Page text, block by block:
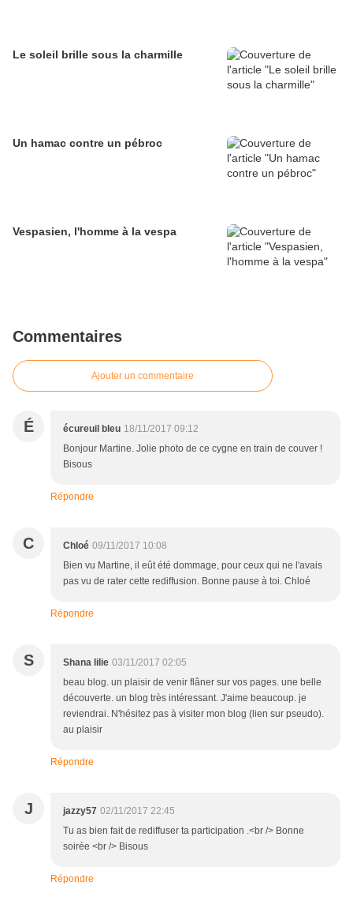
Le soleil brille sous la charmille
Un hamac contre un pébroc
Vespasien, l'homme à la vespa
Commentaires
Ajouter un commentaire
É écureuil bleu 18/11/2017 09:12
Bonjour Martine. Jolie photo de ce cygne en train de couver !
Bisous
Répondre
C Chloé 09/11/2017 10:08
Bien vu Martine, il eût été dommage, pour ceux qui ne l'avais
pas vu de rater cette rediffusion. Bonne pause à toi. Chloé
Répondre
S Shana lilie 03/11/2017 02:05
beau blog. un plaisir de venir flâner sur vos pages. une belle
découverte. un blog très intéressant. J'aime beaucoup. je
reviendrai. N'hésitez pas à visiter mon blog (lien sur pseudo).
au plaisir
Répondre
J jazzy57 02/11/2017 22:45
Tu as bien fait de rediffuser ta participation .<br /> Bonne
soirée <br /> Bisous
Répondre